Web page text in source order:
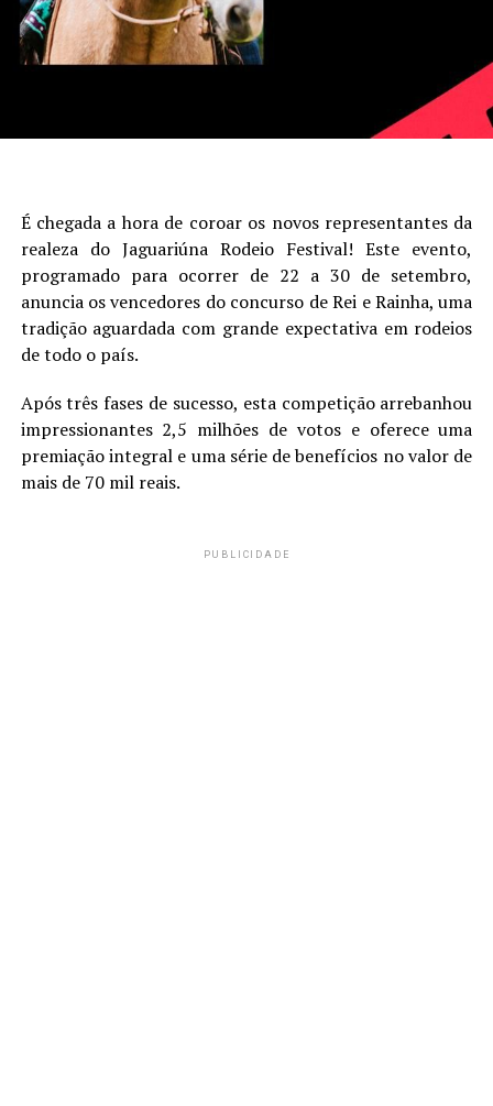
É chegada a hora de coroar os novos representantes da
realeza do Jaguariúna Rodeio Festival! Este evento,
programado para ocorrer de 22 a 30 de setembro,
anuncia os vencedores do concurso de Rei e Rainha, uma
tradição aguardada com grande expectativa em rodeios
de todo o país.
Após três fases de sucesso, esta competição arrebanhou
impressionantes 2,5 milhões de votos e oferece uma
premiação integral e uma série de benefícios no valor de
mais de 70 mil reais.
PUBLICIDADE